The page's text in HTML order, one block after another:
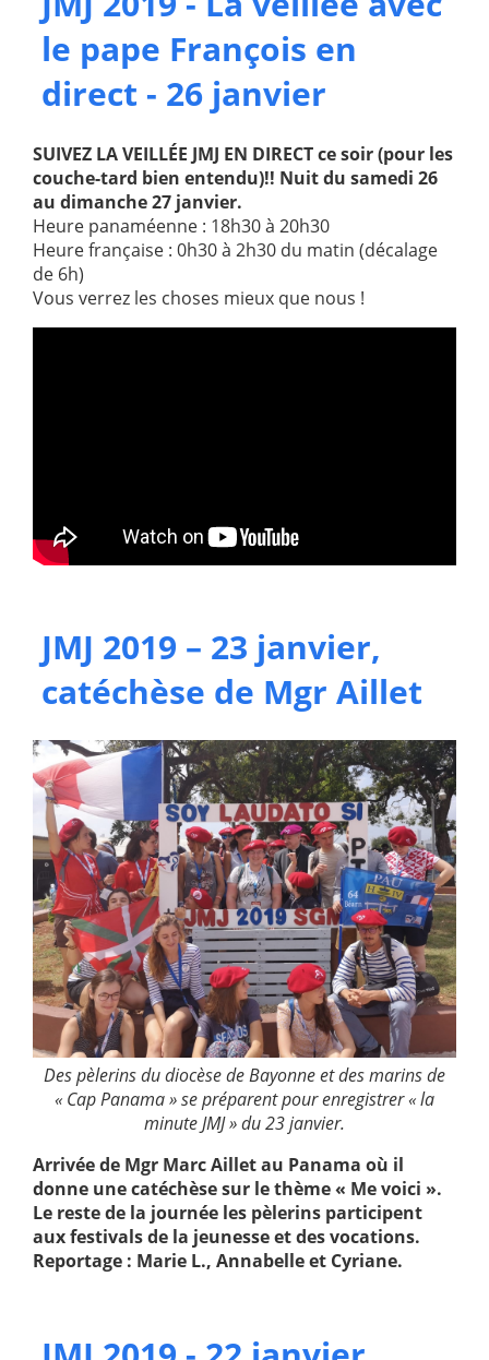
le pape François en
direct - 26 janvier
SUIVEZ LA VEILLÉE JMJ EN DIRECT ce soir (pour les
couche-tard bien entendu)!! Nuit du samedi 26
au dimanche 27 janvier.
Heure panaméenne : 18h30 à 20h30
Heure française : 0h30 à 2h30 du matin (décalage
de 6h)
Vous verrez les choses mieux que nous !
JMJ 2019 – 23 janvier,
catéchèse de Mgr Aillet
Des pèlerins du diocèse de Bayonne et des marins de
« Cap Panama » se préparent pour enregistrer « la
minute JMJ » du 23 janvier.
Arrivée de Mgr Marc Aillet au Panama où il
donne une catéchèse sur le thème « Me voici ».
Le reste de la journée les pèlerins participent
aux festivals de la jeunesse et des vocations.
Reportage : Marie L., Annabelle et Cyriane.